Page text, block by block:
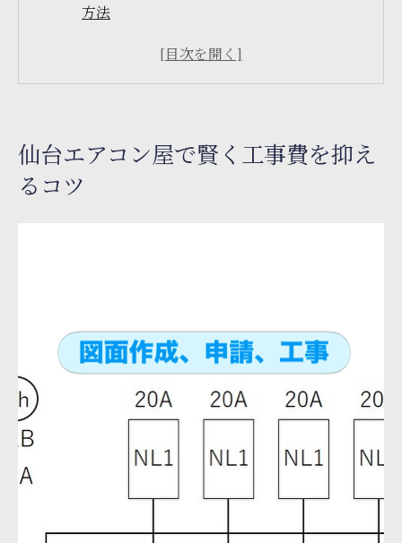
方法
エアコン取り付け費用仙台で安くするポイ
仙台エアコン屋の追加料金を防ぐチェック
リスト
宮城県エアコン補助金を最大限に活用する
方法
仙台市エアコン補助金の最新情報と活用の
宮城エアコン取り付け時に補助金対象とな
仙台エアコン屋と補助金申請で工事費を節
約しよう
仙台エアコン屋で賢く工事費を抑え
るコツ